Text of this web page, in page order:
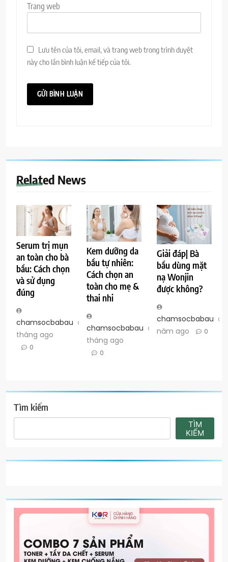
Trang web
Lưu tên của tôi, email, và trang web trong trình duyệt
này cho lần bình luận kế tiếp của tôi.
Related News
Serum trị mụn
an toàn cho bà
bầu: Cách chọn
và sử dụng
đúng
chamsocbabau
5
tháng ago
0
Kem dưỡng da
bầu tự nhiên:
Cách chọn an
toàn cho mẹ &
thai nhi
chamsocbabau
5
tháng ago
0
Giải đáp| Bà
bầu dùng mặt
nạ Wonjin
được không?
chamsocbabau
năm ago
0
Tìm kiếm
TÌM
KIẾM